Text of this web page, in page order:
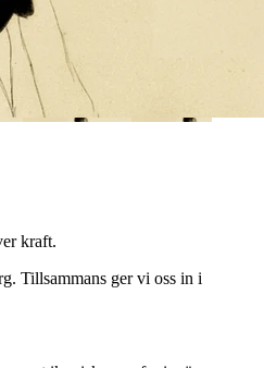
kraft.
Tillsammans ger vi oss in i